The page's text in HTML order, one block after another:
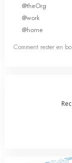
@theOrg
@work
@home
Comment rester en